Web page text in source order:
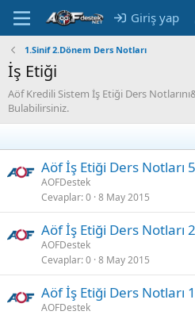
Giriş yap
1.Sinif 2.Dönem Ders Notları
İş Etiği
Aöf Kredili Sistem İş Etiği Ders
Bulabilirsiniz.
Aöf İş Etiği Ders Notları
AOFDestek
Cevaplar 0 8 May 2015
Aöf İş Etiği Ders Notları
AOFDestek
Cevaplar 0 8 May 2015
Aöf İş Etiği Ders Notları
AOFDestek